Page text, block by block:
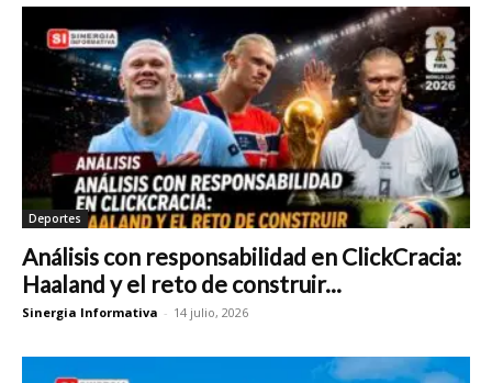
Deportes
Análisis con responsabilidad en ClickCracia:
Haaland y el reto de construir...
Sinergia Informativa - 14 julio, 2026